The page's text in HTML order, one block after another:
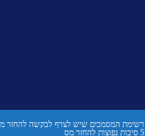
רשימת המסמכים שיש לצרף לבקשה להחזר
5 סיבות נפוצות להחזר מס